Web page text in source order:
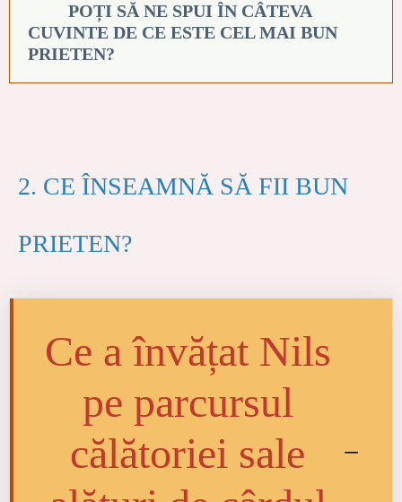
POȚI SĂ NE SPUI ÎN CÂTEVA
CUVINTE DE CE ESTE CEL MAI BUN
PRIETEN?
2. CE ÎNSEAMNĂ SĂ FII BUN
PRIETEN?
Ce a învățat Nils
pe parcursul
călătoriei sale
–